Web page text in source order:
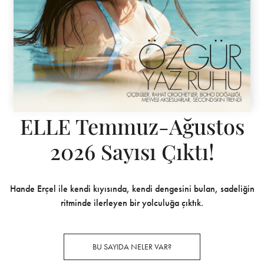
ELLE Temmuz-Ağustos
2026 Sayısı Çıktı!
Hande Erçel ile kendi kıyısında, kendi dengesini bulan, sadeliğin
ritminde ilerleyen bir yolculuğa çıktık.
BU SAYIDA NELER VAR?